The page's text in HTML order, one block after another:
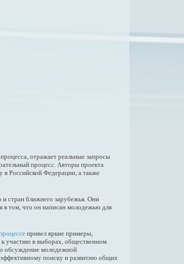
отражает реальные запросы
процесс. Авторы проекта
в Российской Федерации, а также
и стран ближнего зарубежья. Они
в том, что он написан молодежью для
привел яркие примеры,
к участию в выборах, общественном
обсуждение молодежной
поиску и развитию общих